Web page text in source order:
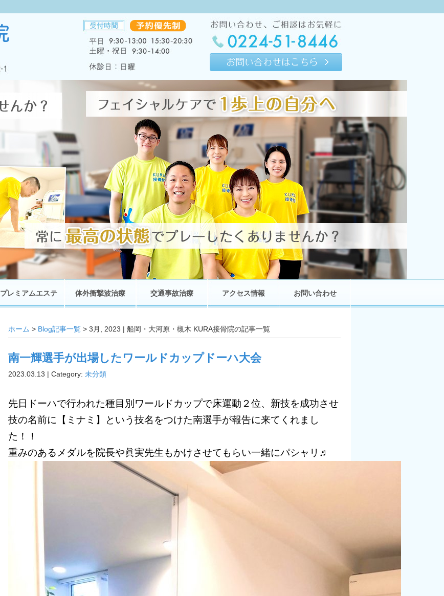
プレミアムエステ 体外衝撃波治療 交通事故治療 アクセス情報 お問い合わせ
ホーム > Blog記事一覧 > 3月, 2023 | 船岡・大河原・槻木 KURA接骨院の記事一覧
南一輝選手が出場したワールドカップドーハ大会
2023.03.13 | Category: 未分類
先日ドーハで行われた種目別ワールドカップで床運動２位、新技を成功させ
技の名前に【ミナミ】という技名をつけた南選手が報告に来てくれまし
た！！
重みのあるメダルを院長や眞実先生もかけさせてもらい一緒にパシャリ♬